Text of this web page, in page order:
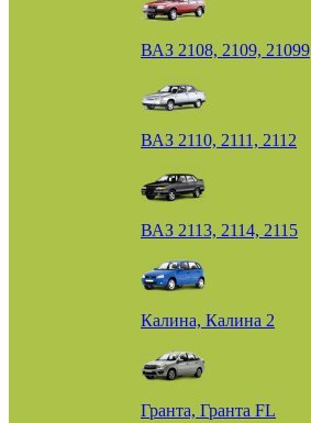
ВАЗ 2108, 2109, 21099
ВАЗ 2110, 2111, 2112
ВАЗ 2113, 2114, 2115
Калина, Калина 2
Гранта, Гранта FL